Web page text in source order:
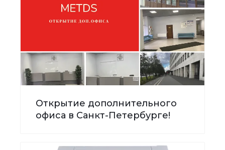
Открытие дополнительного
офиса в Санкт-Петербурге!